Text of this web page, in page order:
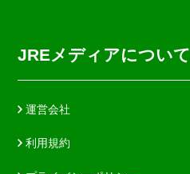
JREメディアについて
運営会社
利用規約